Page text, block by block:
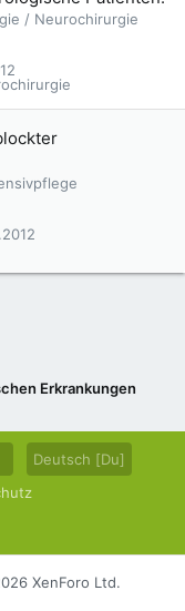
/ Neurochirurgie
Erkrankungen
Deutsch [Du]
XenForo Ltd.